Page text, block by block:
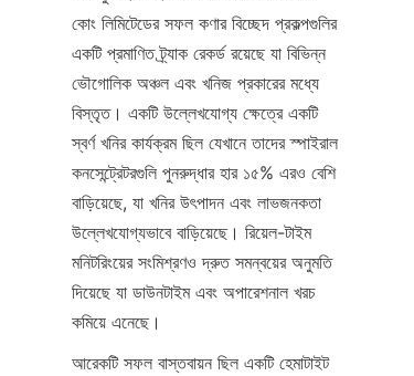
কোং লিমিটেডের সফল কণার বিচ্ছেদ প্রকল্পগুলির
একটি প্রমাণিত ট্র্যাক রেকর্ড রয়েছে যা বিভিন্ন
ভৌগোলিক অঞ্চল এবং খনিজ প্রকারের মধ্যে
বিস্তৃত। একটি উল্লেখযোগ্য ক্ষেত্রে একটি
স্বর্ণ খনির কার্যক্রম ছিল যেখানে তাদের স্পাইরাল
কনসেন্ট্রেটরগুলি পুনরুদ্ধার হার ১৫% এরও বেশি
বাড়িয়েছে, যা খনির উৎপাদন এবং লাভজনকতা
উল্লেখযোগ্যভাবে বাড়িয়েছে। রিয়েল-টাইম
মনিটরিংয়ের সংমিশ্রণও দ্রুত সমন্বয়ের অনুমতি
দিয়েছে যা ডাউনটাইম এবং অপারেশনাল খরচ
কমিয়ে এনেছে।
আরেকটি সফল বাস্তবায়ন ছিল একটি হেমাটাইট